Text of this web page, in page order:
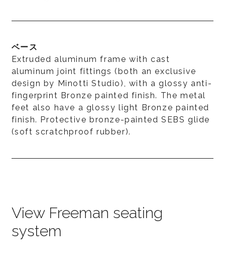
ベース
Extruded aluminum frame with cast
aluminum joint fittings (both an exclusive
design by Minotti Studio), with a glossy anti-
fingerprint Bronze painted finish. The metal
feet also have a glossy light Bronze painted
finish. Protective bronze-painted SEBS glide
(soft scratchproof rubber).
View Freeman seating
system